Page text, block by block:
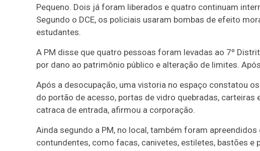
Pequeno. Dois já foram liberados e quatro continuam
Segundo o DCE, os policiais usaram bombas de efeito
estudantes.
A PM disse que quatro pessoas foram levadas ao 7º
por dano ao patrimônio público e alteração de limites.
Após a desocupação, uma vistoria no espaço constatou
do portão de acesso, portas de vidro quebradas,
catraca de entrada, afirmou a corporação.
Ainda segundo a PM, no local, também foram
contundentes, como facas, canivetes, estiletes, bastões e